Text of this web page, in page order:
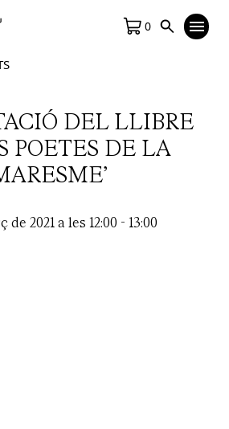
0
DEL LLIBRE
POETES DE LA
de 2021 a les 12:00 - 13:00